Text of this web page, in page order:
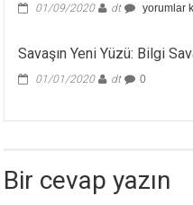
01/09/2020 dt
Birkaç
için
yorumlar
Savaşın Yeni Yüzü: Bilgi
01/01/2020 dt 0
Bir cevap yazın